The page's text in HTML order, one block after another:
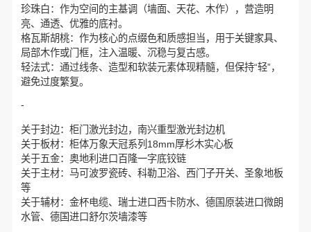
珍珠白：作为空间的主基调（墙面、天花、木作），营造明
亮、通透、优雅的底衬。
格瓦斯胡桃：作为核心的点缀色和质感担当，用于关键家具、
局部木作或门框，注入温暖、沉稳与复古感。
轻法式：通过线条、造型和软装元素体现精髓，但保持“轻”，
避免过度繁复。
-
关于封边：柜门激光封边，南兴重型激光封边机
关于板材：柜体万象天冠系列18mm厚杉木实心板
关于五金：奥地利进口百隆一字底铰链
关于主材：马可波罗瓷砖、科勒卫浴、西门子开关、圣象地板
等
关于辅材：金杯电缆、瑞士进口西卡防水、德国原装进口微朗
水管、德国进口舒尔茨墙漆等